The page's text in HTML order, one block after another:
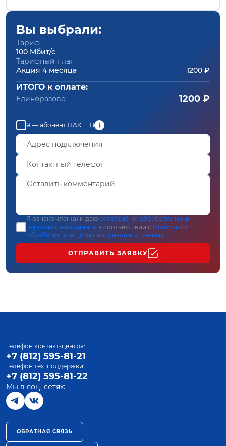
Вы выбрали:
Тариф
100 Мбит/с
Тарифный план
Акция 4 месяца
1200 ₽
ИТОГО к оплате:
Единоразово 1200 ₽
Я — абонент ПАКТ ТВ
Я ознакомлен(а) и даю согласие на обработку моих
персональных данных в соответствии с Политикой
обработки и защиты персональных данных
ОТПРАВИТЬ ЗАЯВКУ
Телефон контакт-центра:
+7 (812) 595-81-21
Телефон тех. поддержки:
+7 (812) 595-81-22
Мы в соц. сетях:
ОБРАТНАЯ СВЯЗЬ